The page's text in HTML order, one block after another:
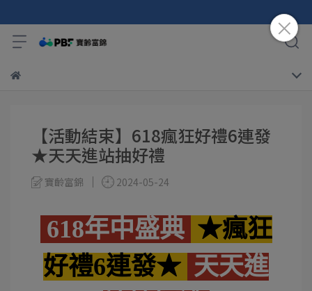
【活動結束】618瘋狂好禮6連發
★天天進站抽好禮
寶齡富錦 2024-05-24
618年中盛典 ★瘋狂
好禮6連發★ 天天進